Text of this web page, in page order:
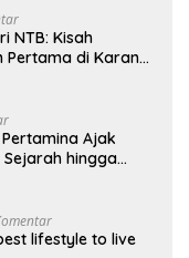
NTB: Kisah
Pertama di Karang
Ajak
Sejarah hingga
lifestyle to live